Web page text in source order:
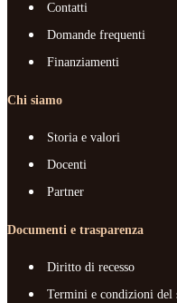
Contatti
Domande frequenti
Finanziamenti
Chi siamo
Storia e valori
Docenti
Partner
Documenti e trasparenza
Diritto di recesso
Termini e condizioni del